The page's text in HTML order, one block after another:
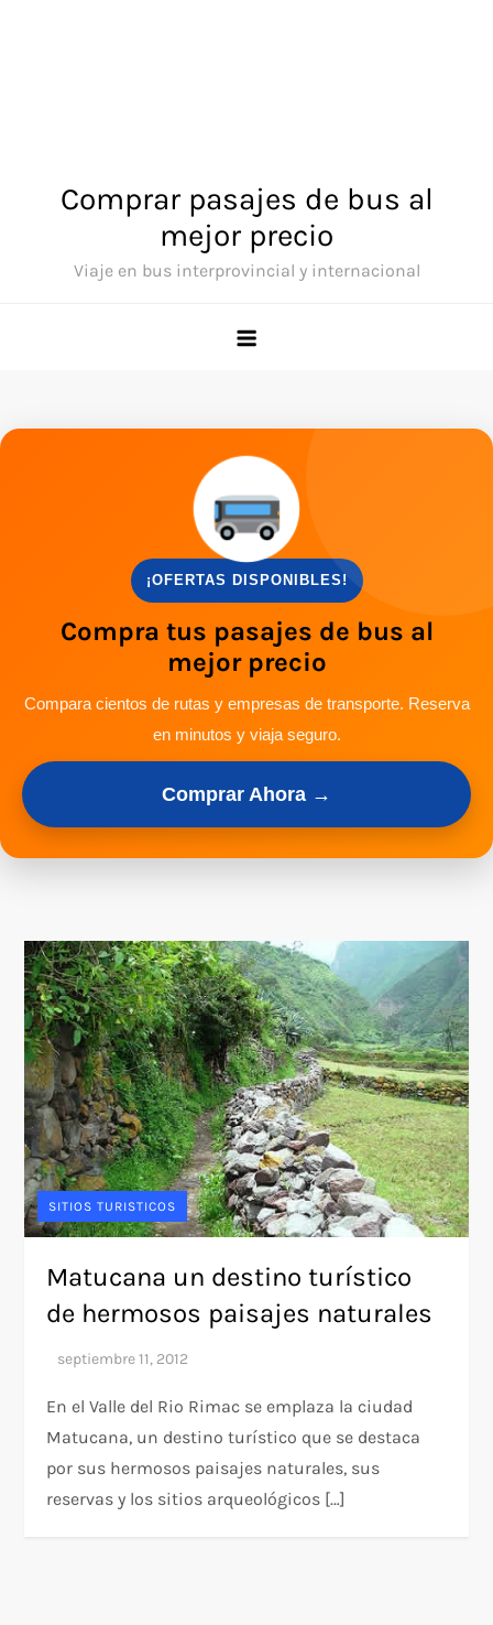
Comprar pasajes de bus al
mejor precio
Viaje en bus interprovincial y internacional
¡OFERTAS DISPONIBLES!
Compra tus pasajes de bus al
mejor precio
Compara cientos de rutas y empresas de transporte. Reserva
en minutos y viaja seguro.
Comprar Ahora →
SITIOS TURISTICOS
Matucana un destino turístico
de hermosos paisajes naturales
En el Valle del Rio Rimac se emplaza la ciudad
Matucana, un destino turístico que se destaca
por sus hermosos paisajes naturales, sus
reservas y los sitios arqueológicos […]